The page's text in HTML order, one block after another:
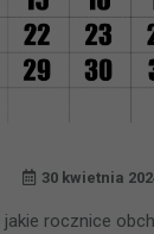
30 kwietnia
jakie rocznice